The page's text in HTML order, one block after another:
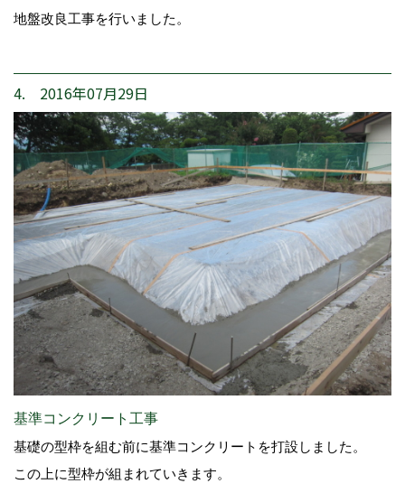
地盤改良工事を行いました。
4. 2016年07月29日
基準コンクリート工事
基礎の型枠を組む前に基準コンクリートを打設しました。
この上に型枠が組まれていきます。